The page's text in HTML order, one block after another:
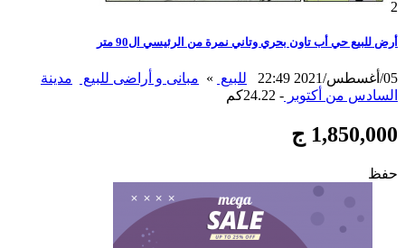
2
أرض للبيع حي أب تاون بحري وتاني نمرة من الرئيسي ال90 متر
05/أغسطس/2021 22:49 للبيع » مبانى و أراضى للبيع
مدينة
السادس من أكتوبر - 24.22كم
1,850,000 ج
حفظ